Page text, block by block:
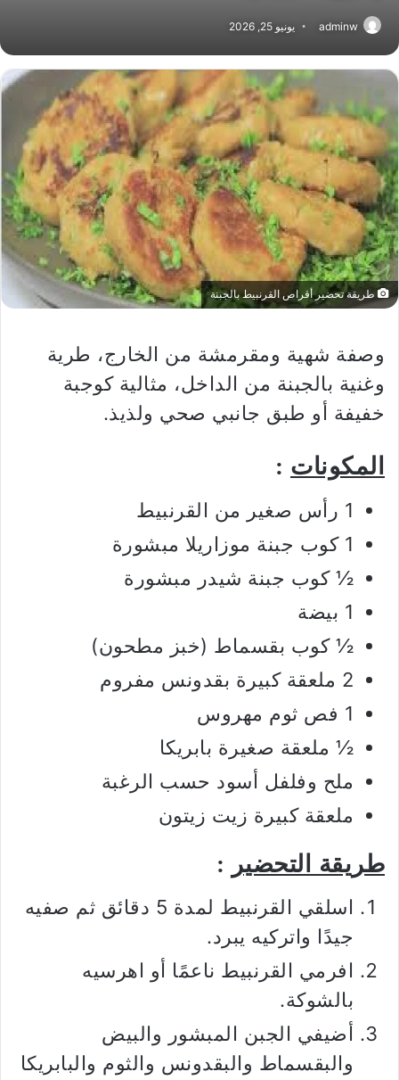
adminw يونيو 25, 2026
طريقة تحضير أقراص القرنبيط بالجبنة
وصفة شهية ومقرمشة من الخارج، طرية
وغنية بالجبنة من الداخل، مثالية كوجبة
خفيفة أو طبق جانبي صحي ولذيذ.
المكونات :
1 رأس صغير من القرنبيط
1 كوب جبنة موزاريلا مبشورة
½ كوب جبنة شيدر مبشورة
1 بيضة
½ كوب بقسماط (خبز مطحون)
2 ملعقة كبيرة بقدونس مفروم
1 فص ثوم مهروس
½ ملعقة صغيرة بابريكا
ملح وفلفل أسود حسب الرغبة
ملعقة كبيرة زيت زيتون
طريقة التحضير :
اسلقي القرنبيط لمدة 5 دقائق ثم صفيه
جيدًا واتركيه يبرد.
افرمي القرنبيط ناعمًا أو اهرسيه
بالشوكة.
أضيفي الجبن المبشور والبيض
والبقسماط والبقدونس والثوم والبابريكا